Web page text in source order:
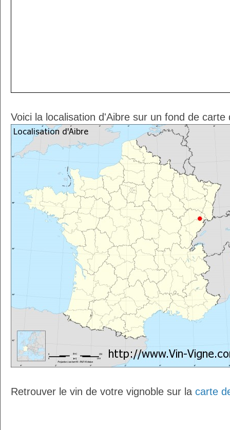
Voici la localisation d'Aibre sur un fond de carte
Retrouver le vin de votre vignoble sur la carte